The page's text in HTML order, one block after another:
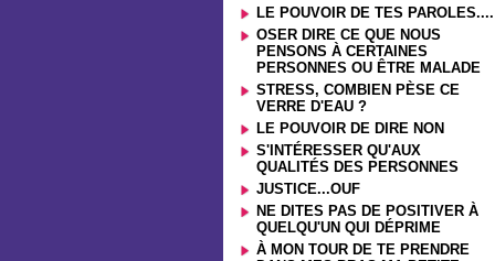
LE POUVOIR DE TES PAROLES....
OSER DIRE CE QUE NOUS
PENSONS À CERTAINES
PERSONNES OU ÊTRE MALADE
STRESS, COMBIEN PÈSE CE
VERRE D'EAU ?
LE POUVOIR DE DIRE NON
S'INTÉRESSER QU'AUX
QUALITÉS DES PERSONNES
JUSTICE...OUF
NE DITES PAS DE POSITIVER À
QUELQU'UN QUI DÉPRIME
À MON TOUR DE TE PRENDRE